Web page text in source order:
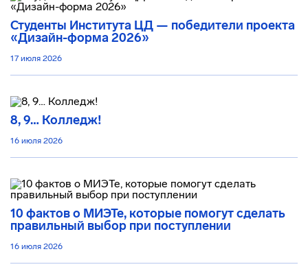
Студенты Института ЦД — победители проекта
«Дизайн-форма 2026»
17 июля 2026
8, 9… Колледж!
16 июля 2026
10 фактов о МИЭТе, которые помогут сделать
правильный выбор при поступлении
16 июля 2026